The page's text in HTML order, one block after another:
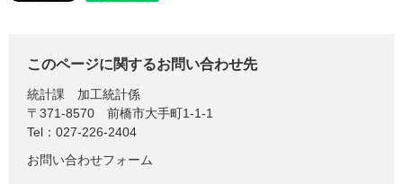
このページに関するお問い合わせ先
統計課
加工統計係
〒371-8570
前橋市大手町1-1-1
Tel：027-226-2404
お問い合わせフォーム